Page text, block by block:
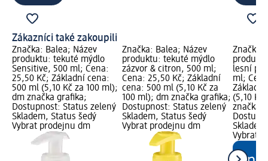
Zákazníci také zakoupili
Značka: Balea; Název
produktu: tekuté mýdlo
Sensitive, 500 ml; Cena:
25,50 Kč; Základní cena:
500 ml (5,10 Kč za 100 ml);
dm značka grafika;
Dostupnost: Status zelený
Skladem, Status šedý
Vybrat prodejnu dm
Značka: Balea; Název
produktu: tekuté mýdlo
zázvor & citron, 500 ml;
Cena: 25,50 Kč; Základní
cena: 500 ml (5,10 Kč za
100 ml); dm značka grafika;
Dostupnost: Status zelený
Skladem, Status šedý
Vybrat prodejnu dm
Značka:
lesní
ml;
(5,10 Kč
značka
Vybrat